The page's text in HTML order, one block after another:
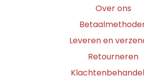
Over ons
Leveren en
Retourneren